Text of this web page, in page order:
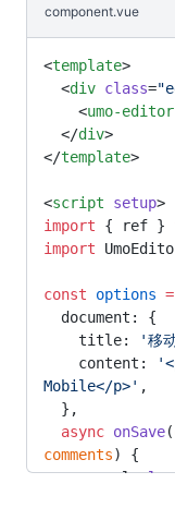
component.vue
<template>
  <
div class=
    <
umo-editor
  </
div>
</template>
<script setup>
import { ref }
import
const options =
  document: {
    title:
'移
    content:
Mobile</p>' ,
  },
  async
onSave(
comments) {
    console.
log